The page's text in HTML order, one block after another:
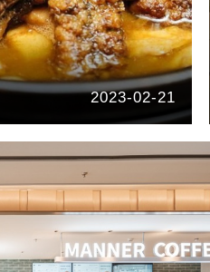
2023-02-21